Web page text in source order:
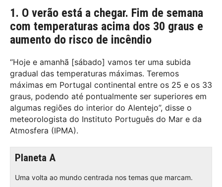
1. O verão está a chegar. Fim de semana
com temperaturas acima dos 30 graus e
aumento do risco de incêndio
“Hoje e amanhã [sábado] vamos ter uma subida
gradual das temperaturas máximas. Teremos
máximas em Portugal continental entre os 25 e os 33
graus, podendo até pontualmente ser superiores em
algumas regiões do interior do Alentejo”, disse o
meteorologista do Instituto Português do Mar e da
Atmosfera (IPMA).
Planeta A
Uma volta ao mundo centrada nos temas que marcam.